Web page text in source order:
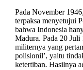
Pada November
terpaksa menyetujui
bahwa Indonesia
Madura. Pada 20 Juli
militernya yang
polisionil’, yaitu
ketertiban. Hasilnya